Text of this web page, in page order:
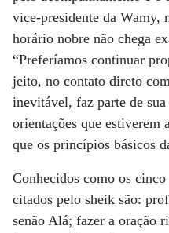
vice-presidente da Wamy,
horário nobre não chega
“Preferíamos continuar
jeito, no contato direto
inevitável, faz parte de
orientações que estiverem
que os princípios básicos
Conhecidos como os
citados pelo sheik são:
senão Alá; fazer a oração